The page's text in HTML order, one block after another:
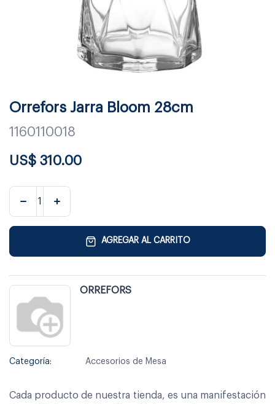
Orrefors Jarra Bloom 28cm
1160110018
US$ 310.00
AGREGAR AL CARRITO
ORREFORS
Categoría: Accesorios de Mesa
Cada producto de nuestra tienda, es una manifestación